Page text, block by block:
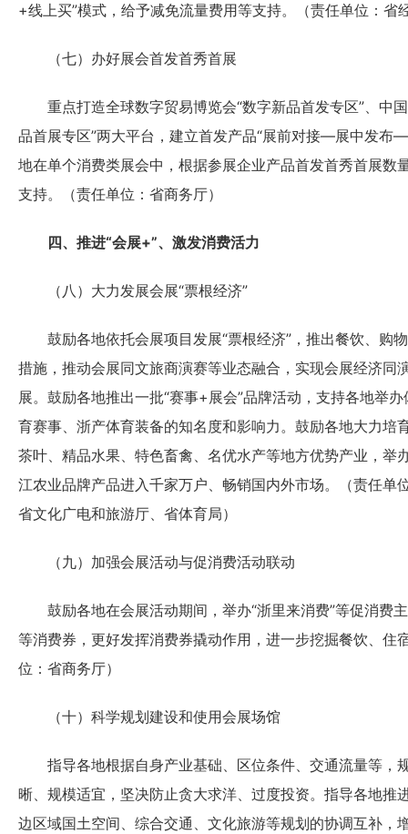
+线上买”模式，给予减免流量费用等支持。（责任单位：省
（七）办好展会首发首秀首展
重点打造全球数字贸易博览会“数字新品首发专区”、中
品首展专区”两大平台，建立首发产品“展前对接—展中发布
地在单个消费类展会中，根据参展企业产品首发首秀首展数
支持。（责任单位：省商务厅）
四、推进“会展+”、激发消费活力
（八）大力发展会展“票根经济”
鼓励各地依托会展项目发展“票根经济”，推出餐饮、购
措施，推动会展同文旅商演赛等业态融合，实现会展经济同
展。鼓励各地推出一批“赛事+展会”品牌活动，支持各地举
育赛事、浙产体育装备的知名度和影响力。鼓励各地大力培
茶叶、精品水果、特色畜禽、名优水产等地方优势产业，举
江农业品牌产品进入千家万户、畅销国内外市场。（责任单
省文化广电和旅游厅、省体育局）
（九）加强会展活动与促消费活动联动
鼓励各地在会展活动期间，举办“浙里来消费”等促消费
等消费券，更好发挥消费券撬动作用，进一步挖掘餐饮、住
位：省商务厅）
（十）科学规划建设和使用会展场馆
指导各地根据自身产业基础、区位条件、交通流量等，
晰、规模适宜，坚决防止贪大求洋、过度投资。指导各地推
边区域国土空间、综合交通、文化旅游等规划的协调互补，